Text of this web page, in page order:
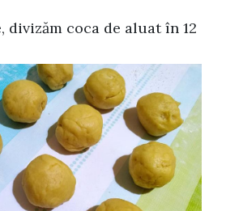
divizăm coca de aluat în 12